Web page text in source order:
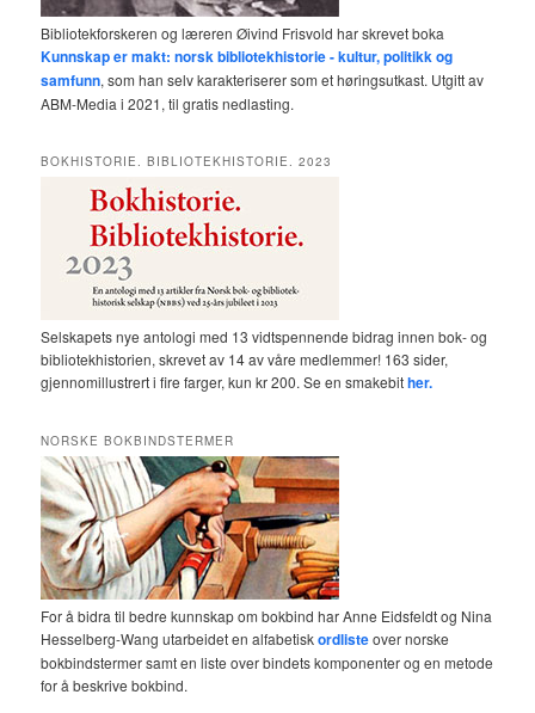
Bibliotekforskeren og læreren Øivind Frisvold har skrevet boka
Kunnskap er makt: norsk bibliotekhistorie - kultur, politikk og
samfunn, som han selv karakteriserer som et høringsutkast. Utgitt av
ABM-Media i 2021, til gratis nedlasting.
BOKHISTORIE. BIBLIOTEKHISTORIE. 2023
Selskapets nye antologi med 13 vidtspennende bidrag innen bok- og
bibliotekhistorien, skrevet av 14 av våre medlemmer! 163 sider,
gjennomillustrert i fire farger, kun kr 200. Se en smakebither.
NORSKE BOKBINDSTERMER
For å bidra til bedre kunnskap om bokbind har Anne Eidsfeldt og Nina
Hesselberg-Wang utarbeidet en alfabetiskordlisteover norske
bokbindstermer samt en liste over bindets komponenter og en metode
for å beskrive bokbind.